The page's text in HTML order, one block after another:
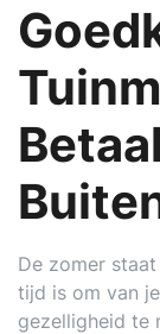
De zomer
tijd is om van
gezelligheid te